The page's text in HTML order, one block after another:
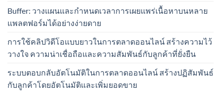
Buffer: วางแผนและกำหนดเวลาการเผยแพร่เนื้อหาบนหลาย
แพลตฟอร์มได้อย่างง่ายดาย
การใช้คลิปวิดีโอแบบยาวในการตลาดออนไลน์ สร้างความไว้
วางใจ ความน่าเชื่อถือและความสัมพันธ์กับลูกค้าที่ยั่งยืน
ระบบตอบกลับอัตโนมัติในการตลาดออนไลน์ สร้างปฏิสัมพันธ์
กับลูกค้าโดยอัตโนมัติและเพิ่มยอดขาย